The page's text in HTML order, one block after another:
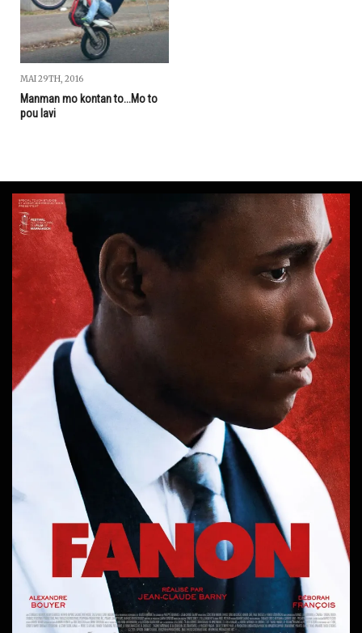
MAI 29TH, 2016
Manman mo kontan to...Mo to
pou lavi